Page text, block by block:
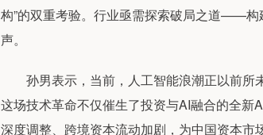
构”的双重考验。行业亟需探索破局之道——
声。
孙男表示，当前，人工智能浪潮正以前所
这场技术革命不仅催生了投资与AI融合的全
深度调整、跨境资本流动加剧，为中国资本